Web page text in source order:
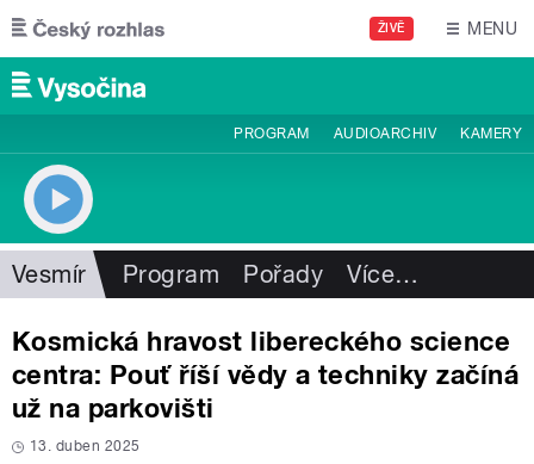
Přejít k hlavnímu obsahu
ŽIVĚ MENU
PROGRAM AUDIOARCHIV KAMERY
Vesmír Program Pořady Více…
Kosmická hravost libereckého science
centra: Pouť říší vědy a techniky začíná
už na parkovišti
13. duben 2025